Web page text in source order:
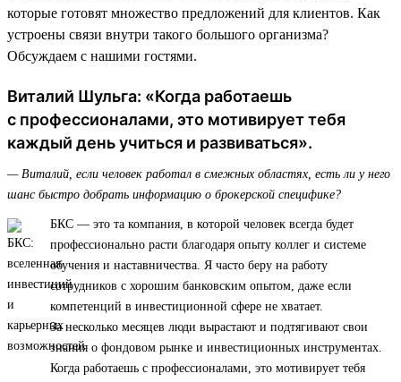
которые готовят множество предложений для клиентов. Как
устроены связи внутри такого большого организма?
Обсуждаем с нашими гостями.
Виталий Шульга: «Когда работаешь
с профессионалами, это мотивирует тебя
каждый день учиться и развиваться».
— Виталий, если человек работал в смежных областях, есть ли у него
шанс быстро добрать информацию о брокерской специфике?
БКС — это та компания, в которой человек всегда будет
профессионально расти благодаря опыту коллег и системе
обучения и наставничества. Я часто беру на работу
сотрудников с хорошим банковским опытом, даже если
компетенций в инвестиционной сфере не хватает.
За несколько месяцев люди вырастают и подтягивают свои
знания о фондовом рынке и инвестиционных инструментах.
Когда работаешь с профессионалами, это мотивирует тебя